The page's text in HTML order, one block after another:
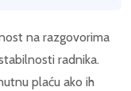
na razgovorima
radnika.
plaću ako ih